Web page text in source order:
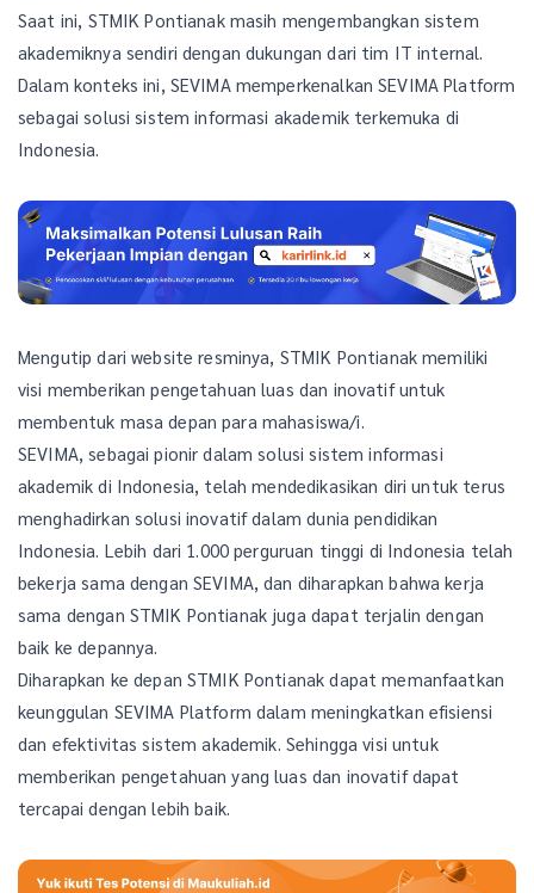
Saat ini, STMIK Pontianak masih mengembangkan sistem
akademiknya sendiri dengan dukungan dari tim IT internal.
Dalam konteks ini, SEVIMA memperkenalkan SEVIMA Platform
sebagai solusi sistem informasi akademik terkemuka di
Indonesia.
Mengutip dari website resminya, STMIK Pontianak memiliki
visi memberikan pengetahuan luas dan inovatif untuk
membentuk masa depan para mahasiswa/i.
SEVIMA, sebagai pionir dalam solusi sistem informasi
akademik di Indonesia, telah mendedikasikan diri untuk terus
menghadirkan solusi inovatif dalam dunia pendidikan
Indonesia. Lebih dari 1.000 perguruan tinggi di Indonesia telah
bekerja sama dengan SEVIMA, dan diharapkan bahwa kerja
sama dengan STMIK Pontianak juga dapat terjalin dengan
baik ke depannya.
Diharapkan ke depan STMIK Pontianak dapat memanfaatkan
keunggulan SEVIMA Platform dalam meningkatkan efisiensi
dan efektivitas sistem akademik. Sehingga visi untuk
memberikan pengetahuan yang luas dan inovatif dapat
tercapai dengan lebih baik.